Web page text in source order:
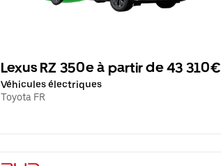
Lexus RZ 350e à partir de 43 310€
Véhicules électriques
Toyota FR